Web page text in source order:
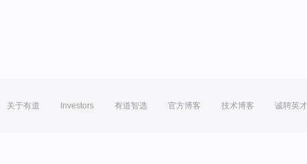
关于有道 Investors 有道智选 官方博客 技术博客 诚聘英才